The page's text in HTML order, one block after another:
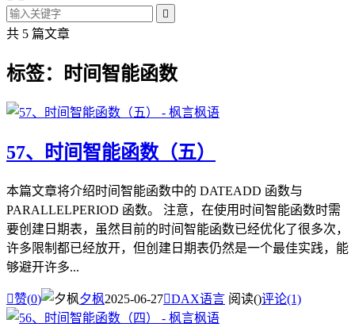

共 5 篇文章
标签：时间智能函数
57、时间智能函数（五）
本篇文章将介绍时间智能函数中的 DATEADD 函数与
PARALLELPERIOD 函数。 注意，在使用时间智能函数时需
要创建日期表，虽然目前的时间智能函数已经优化了很多次，
许多限制都已经放开，但创建日期表仍然是一个最佳实践，能
够避开许多...
赞(0) 夕枫2025-06-27DAX语言 阅读()评论(1)